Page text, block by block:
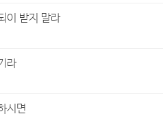
이 받지 말라
라
시면